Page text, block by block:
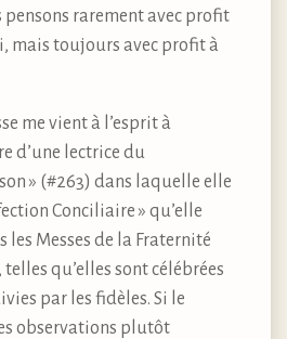
pensons rarement avec profit
mais toujours avec profit à
me vient à l’esprit à
d’une lectrice du
» (#263) dans laquelle elle
Conciliaire » qu’elle
les Messes de la Fraternité
qu’elles sont célébrées
par les fidèles. Si le
observations plutôt